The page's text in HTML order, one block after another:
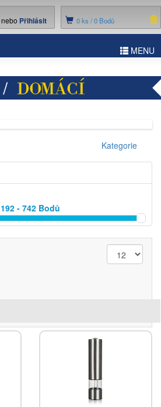
0ks /0 Bodů
nebo Přihlásit
MENU
/ DOMÁCÍ
Kategorie
192 - 742 Bodů